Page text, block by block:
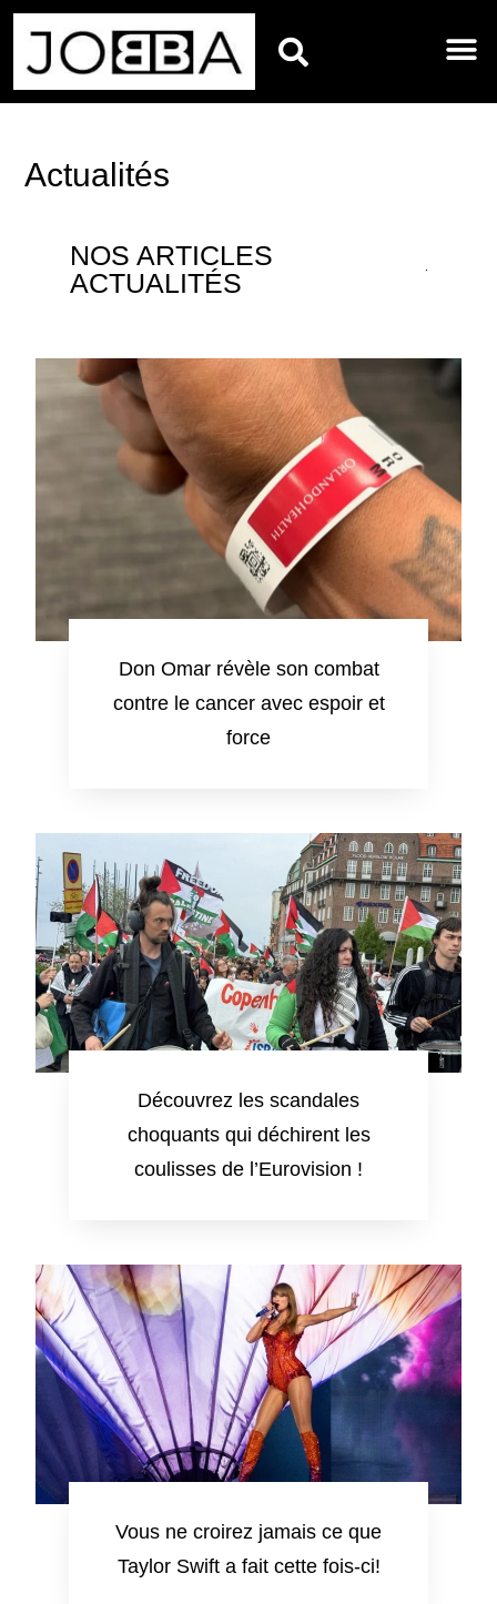
Actualités
NOS ARTICLES
ACTUALITÉS
Don Omar révèle son combat
contre le cancer avec espoir et
force
Découvrez les scandales
choquants qui déchirent les
coulisses de l’Eurovision !
Vous ne croirez jamais ce que
Taylor Swift a fait cette fois-ci!